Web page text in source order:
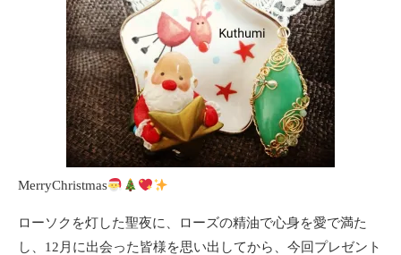
MerryChristmas
ローソクを灯した聖夜に、ローズの精油で心身を愛で満た
し、12月に出会った皆様を思い出してから、今回プレゼント